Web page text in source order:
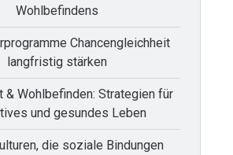
Wohlbefindens
Chancengleichheit
langfristig stärken
& Wohlbefinden: Strategien für
und gesundes Leben
die soziale Bindungen